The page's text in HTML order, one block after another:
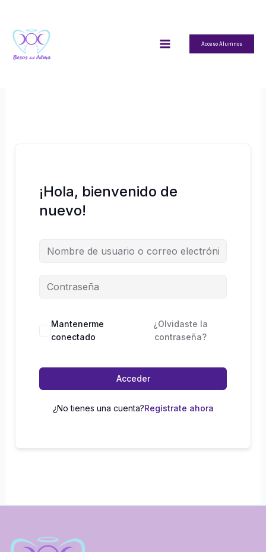
contenido
Acceso Alumnos
¡Hola, bienvenido de
nuevo!
Mantenerme
conectado
¿Olvidaste la
contraseña?
Acceder
¿No tienes una cuenta?Regístrate ahora